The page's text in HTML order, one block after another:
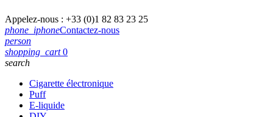
Appelez-nous : +33 (0)1 82 83 23 25
phone_iphoneContactez-nous
person
shopping_cart 0
search
Cigarette électronique
Puff
E-liquide